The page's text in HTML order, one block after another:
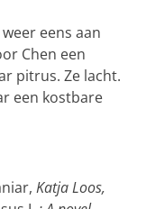
eens aan
Chen een
pitrus. Ze lacht.
een kostbare
Katja Loos,